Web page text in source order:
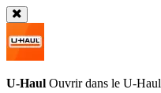
U-Haul Ouvrir dans le U-Haul